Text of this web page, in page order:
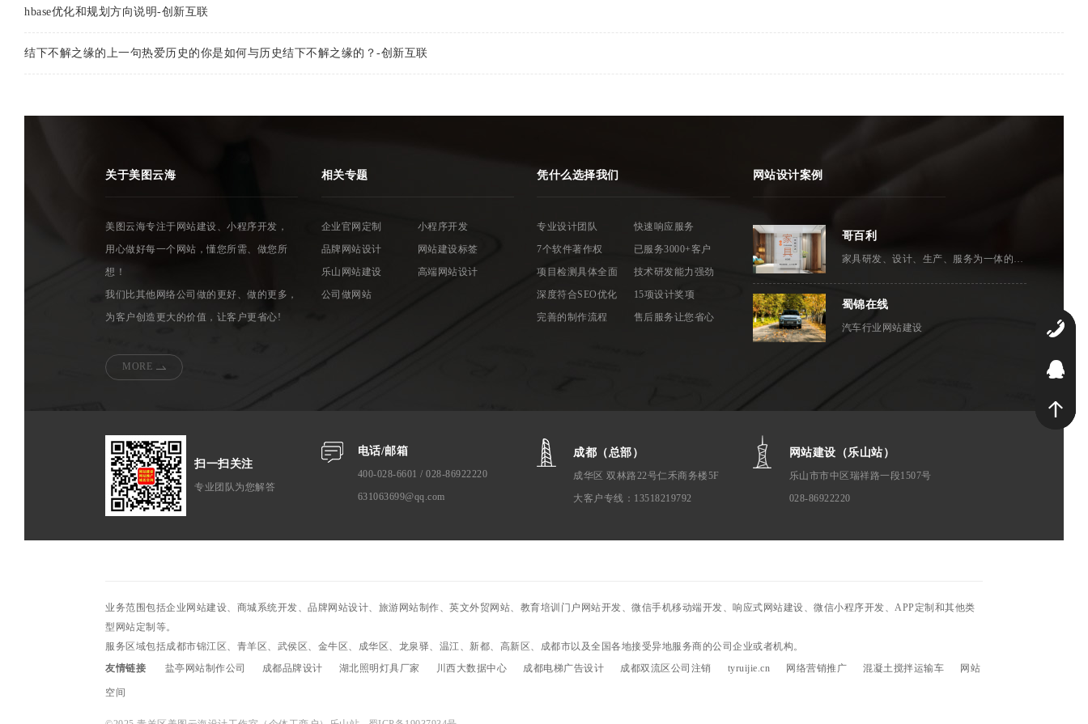
hbase优化和规划方向说明-创新互联
结下不解之缘的上一句热爱历史的你是如何与历史结下不解之缘的？-创新互联
关于美图云海
美图云海专注于网站建设、小程序开发，
用心做好每一个网站，懂您所需、做您所
想！
我们比其他网络公司做的更好、做的更多，
为客户创造更大的价值，让客户更省心!
MORE
相关专题
企业官网定制
小程序开发
品牌网站设计
网站建设标签
乐山网站建设
高端网站设计
公司做网站
凭什么选择我们
专业设计团队
快速响应服务
7个软件著作权
已服务3000+客户
项目检测具体全面
技术研发能力强劲
深度符合SEO优化
15项设计奖项
完善的制作流程
售后服务让您省心
网站设计案例
哥百利
家具研发、设计、生产、服务为一体的专业实木家具订做企业
蜀锦在线
汽车行业网站建设
扫一扫关注
专业团队为您解答
电话/邮箱
400-028-6601 / 028-86922220
631063699@qq.com
成都（总部）
成华区 双林路22号仁禾商务楼5F
大客户专线：13518219792
网站建设（乐山站）
乐山市市中区瑞祥路一段1507号
028-86922220
业务范围包括企业网站建设、商城系统开发、品牌网站设计、旅游网站制作、英文外贸网站、教育培训门户网站开发、微信手机移动端开发、响应式网站建设、微信小程序开发、APP定制和其他类
型网站定制等。
服务区域包括成都市锦江区、青羊区、武侯区、金牛区、成华区、龙泉驿、温江、新都、高新区、成都市以及全国各地接受异地服务商的公司企业或者机构。
友情链接
盐亭网站制作公司 成都品牌设计 湖北照明灯具厂家 川西大数据中心 成都电梯广告设计 成都双流区公司注销 tyruijie.cn 网络营销推广 混凝土搅拌运输车 网站
空间